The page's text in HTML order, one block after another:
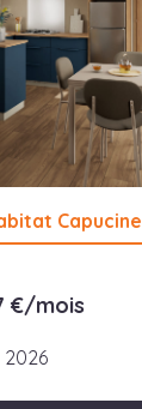
les filtres
Capucine
€/mois
2026